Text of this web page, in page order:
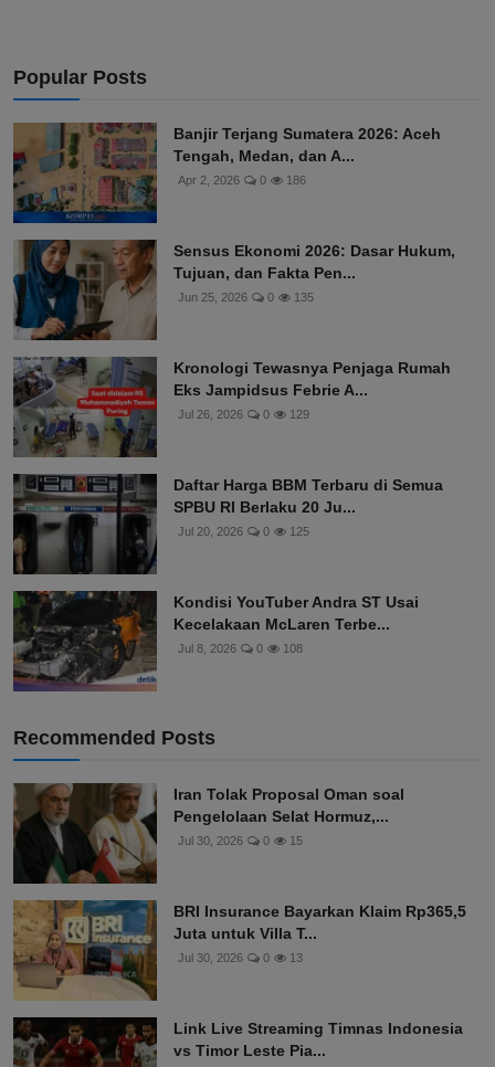
Popular Posts
Banjir Terjang Sumatera 2026: Aceh
Tengah, Medan, dan A...
Apr 2, 2026 0 186
Sensus Ekonomi 2026: Dasar Hukum,
Tujuan, dan Fakta Pen...
Jun 25, 2026 0 135
Kronologi Tewasnya Penjaga Rumah
Eks Jampidsus Febrie A...
Jul 26, 2026 0 129
Daftar Harga BBM Terbaru di Semua
SPBU RI Berlaku 20 Ju...
Jul 20, 2026 0 125
Kondisi YouTuber Andra ST Usai
Kecelakaan McLaren Terbe...
Jul 8, 2026 0 108
Recommended Posts
Iran Tolak Proposal Oman soal
Pengelolaan Selat Hormuz,...
Jul 30, 2026 0 15
BRI Insurance Bayarkan Klaim Rp365,5
Juta untuk Villa T...
Jul 30, 2026 0 13
Link Live Streaming Timnas Indonesia
vs Timor Leste Pia...